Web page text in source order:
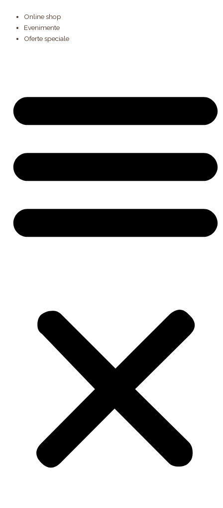
content
Online shop
Evenimente
Oferte speciale
search